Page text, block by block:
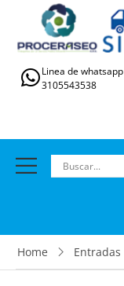
Linea de whatsapp
3105543538
Home Entradas